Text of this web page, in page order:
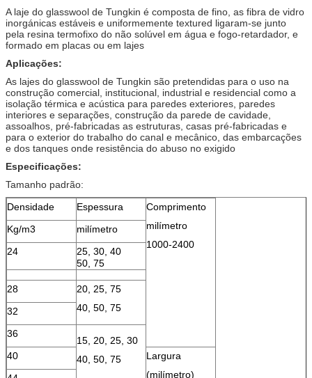
A laje do glasswool de Tungkin é composta de fino, as fibra de vidro
inorgánicas estáveis e uniformemente textured ligaram-se junto
pela resina termofixo do não solúvel em água e fogo-retardador, e
formado em placas ou em lajes
Aplicações:
As lajes do glasswool de Tungkin são pretendidas para o uso na
construção comercial, institucional, industrial e residencial como a
isolação térmica e acústica para paredes exteriores, paredes
interiores e separações, construção da parede de cavidade,
assoalhos, pré-fabricadas as estruturas, casas pré-fabricadas e
para o exterior do trabalho do canal e mecânico, das embarcações
e dos tanques onde resistência do abuso no exigido
Especificações:
Tamanho padrão:
Densidade
Espessura
Comprimento
milímetro
1000-2400
Kg/m3
milímetro
24
25, 30, 40
50, 75
28
20, 25, 75
40, 50, 75
32
36
15, 20, 25, 30
40, 50, 75
40
Largura
(milímetro)